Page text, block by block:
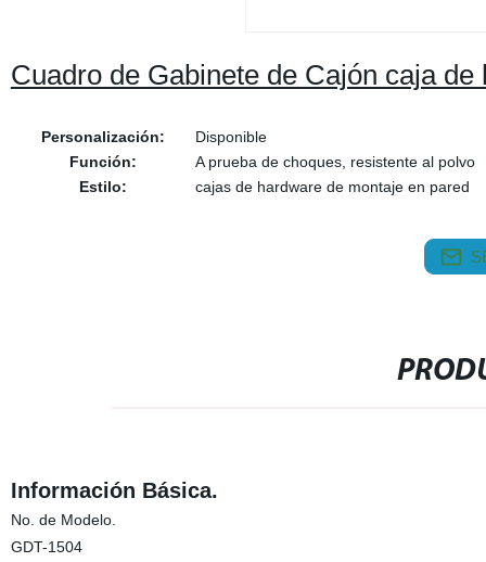
Cuadro de Gabinete de Cajón caja
Personalización:
Disponible
Función:
A prueba de choques, resistente al polvo
Estilo:
cajas de hardware de montaje en pared
Información Básica.
No. de Modelo.
GDT-1504